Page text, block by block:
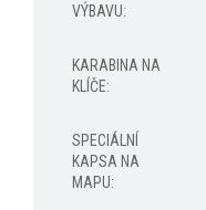
VÝBAVU:
KARABINA NA
KLÍČE:
SPECIÁLNÍ
KAPSA NA
MAPU: